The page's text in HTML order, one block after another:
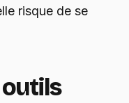
risque de se